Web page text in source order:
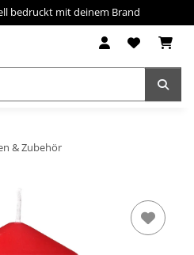
bedruckt mit deinem Brand
& Zubehör